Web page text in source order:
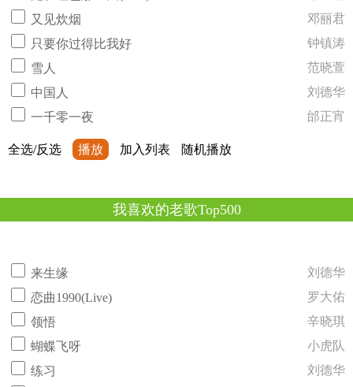
又见炊烟
邓丽君
只要你过得比我好
钟镇涛
雪人
范晓萱
中国人
刘德华
一千零一夜
邰正宵
全选/反选 播放 加入列表 随机播放
我喜欢的老歌Top500
来生缘
刘德华
恋曲1990(Live)
罗大佑
领悟
辛晓琪
蝴蝶飞呀
小虎队
练习
刘德华